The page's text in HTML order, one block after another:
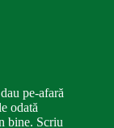
pe-afară
odată
bine. Scriu